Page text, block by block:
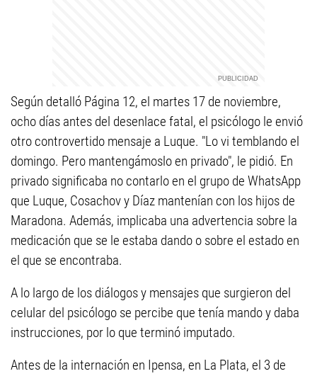
Según detalló Página 12, el martes 17 de noviembre,
ocho días antes del desenlace fatal, el psicólogo le envió
otro controvertido mensaje a Luque. "Lo vi temblando el
domingo. Pero mantengámoslo en privado", le pidió. En
privado significaba no contarlo en el grupo de WhatsApp
que Luque, Cosachov y Díaz mantenían con los hijos de
Maradona. Además, implicaba una advertencia sobre la
medicación que se le estaba dando o sobre el estado en
el que se encontraba.
A lo largo de los diálogos y mensajes que surgieron del
celular del psicólogo se percibe que tenía mando y daba
instrucciones, por lo que terminó imputado.
Antes de la internación en Ipensa, en La Plata, el 3 de